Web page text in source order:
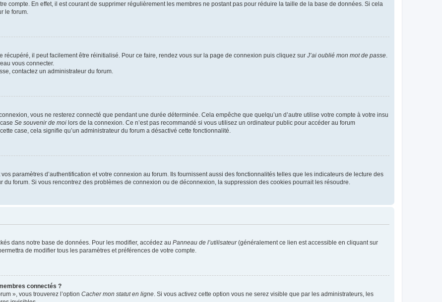
compte. En effet, il est courant de supprimer régulièrement les membres ne postant pas pour réduire la taille de la base de données. Si cela
le forum.
récupéré, il peut facilement être réinitialisé. Pour ce faire, rendez vous sur la page de connexion puis cliquez sur J’ai oublié mon mot de passe.
vous connecter.
contactez un administrateur du forum.
vous ne resterez connecté que pendant une durée déterminée. Cela empêche que quelqu’un d’autre utilise votre compte à votre insu
Se souvenir de moi lors de la connexion. Ce n’est pas recommandé si vous utilisez un ordinateur public pour accéder au forum
case, cela signifie qu’un administrateur du forum a désactivé cette fonctionnalité.
paramètres d’authentification et votre connexion au forum. Ils fournissent aussi des fonctionnalités telles que les indicateurs de lecture des
forum. Si vous rencontrez des problèmes de connexion ou de déconnexion, la suppression des cookies pourrait les résoudre.
dans notre base de données. Pour les modifier, accédez au Panneau de l’utilisateur(généralement ce lien est accessible en cliquant sur
de modifier tous les paramètres et préférences de votre compte.
connectés ?
», vous trouverez l’option Cacher mon statut en ligne. Si vous activez cette option vous ne serez visible que par les administrateurs, les